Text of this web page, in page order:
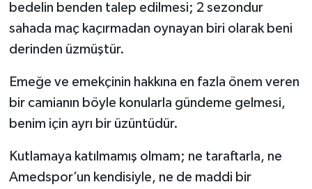
bedelin benden talep edilmesi; 2 sezondur
sahada maç kaçırmadan oynayan biri olarak beni
derinden üzmüştür.
Emeğe ve emekçinin hakkına en fazla önem veren
bir camianın böyle konularla gündeme gelmesi,
benim için ayrı bir üzüntüdür.
Kutlamaya katılmamış olmam; ne taraftarla, ne
Amedspor’un kendisiyle, ne de maddi bir